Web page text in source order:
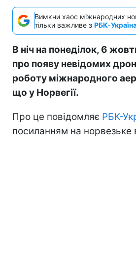
Вимкни хаос міжнародних
тільки важливе з РБК-
В ніч на понеділок, 6
про появу невідомих
роботу міжнародного
що у Норвегії.
Про це повідомляє РБК-
посиланням на норвезьке